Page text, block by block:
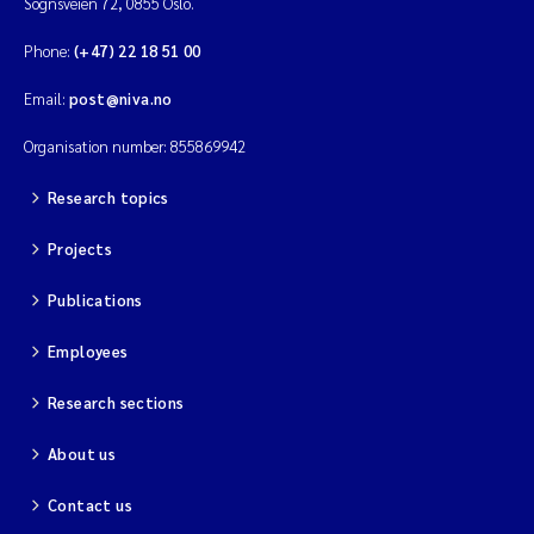
Erik Höglund
Sabine Marty
Marijana Stenrud Brkljacic
Ailbhe Lisette Macken
Cathrine Brecke Gundersen
Phone: (+47) 22 18 51 00
Email: post@niva.no
Organisation number: 855869942
Research topics
Projects
Publications
Employees
Research sections
About us
Contact us